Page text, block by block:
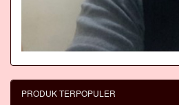
PRODUK TERPOPULER